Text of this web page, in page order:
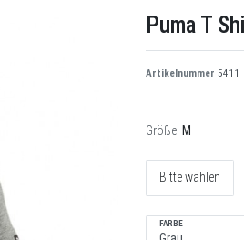
Puma T
Artikelnummer 5411
Größe: M
Bitte wählen
FARBE